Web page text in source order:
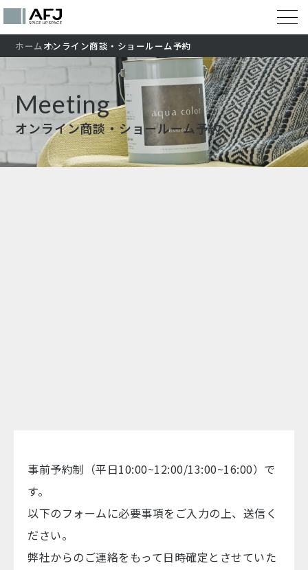
ホームオンライン商談・ショールーム予約
Meeting
オンライン商談・ショールーム予約
事前予約制（平日10:00~12:00/13:00~16:00）で
す。
以下のフォームに必要事項をご入力の上、送信く
ださい。
弊社からのご連絡をもって日時確定とさせていた